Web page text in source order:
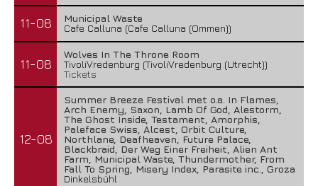
11-08
Municipal Waste
Cafe Calluna (Cafe Calluna (Ommen))
11-08
Wolves In The Throne Room
TivoliVredenburg (TivoliVredenburg (Utrecht))
Tickets
12-08
Summer Breeze Festival met o.a. In Flames,
Arch Enemy, Saxon, Lamb Of God, Alestorm,
The Ghost Inside, Testament, Amorphis,
Paleface Swiss, Alcest, Orbit Culture,
Northlane, Deafheaven, Future Palace,
Blackbraid, Der Weg Einer Freiheit, Alien Ant
Farm, Municipal Waste, Thundermother, From
Fall To Spring, Misery Index, Parasite inc., Groza
Dinkelsbühl